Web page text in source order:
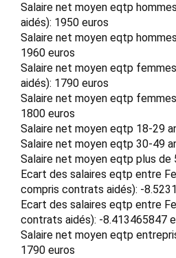
Salaire net moyen eqtp
aidés): 1950 euros
Salaire net moyen eqtp
1960 euros
Salaire net moyen eqtp
aidés): 1790 euros
Salaire net moyen eqtp
1800 euros
Salaire net moyen eqtp 18-29
Salaire net moyen eqtp 30-49
Salaire net moyen eqtp plus de
Ecart des salaires eqtp entre
compris contrats aidés): -
Ecart des salaires eqtp entre
contrats aidés): -8.413465847
Salaire net moyen eqtp
1790 euros